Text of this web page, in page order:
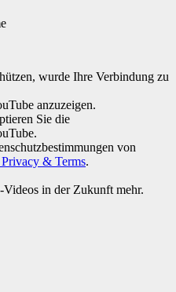
wurde Ihre Verbindung zu
anzuzeigen.
Sie die
von
& Terms.
in der Zukunft mehr.